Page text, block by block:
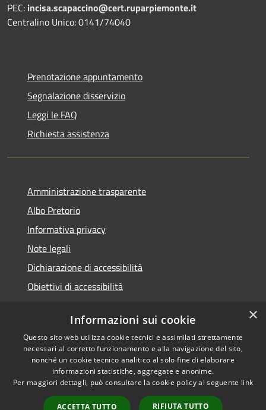
PEC: incisa.scapaccino@cert.ruparpiemonte.it
Centralino Unico: 0141/74040
Prenotazione appuntamento
Segnalazione disservizio
Leggi le FAQ
Richiesta assistenza
Amministrazione trasparente
Albo Pretorio
Informativa privacy
Note legali
Dichiarazione di accessibilità
Obiettivi di accessibilità
RSS
Accessibilità
Cookie
Mappa del sito
Comune convenzionato
Astigov
Progetto|Convenzione|
Adesioni
×
Informazioni sui cookie
Questo sito web utilizza cookie tecnici e assimilati strettamente
necessari al corretto funzionamento e alla navigazione del sito,
nonché un cookie tecnico analitico al solo fine di elaborare
informazioni statistiche, aggregate e anonime.
Per maggiori dettagli, può consultare la cookie policy al seguente link
ACCETTA TUTTO RIFIUTA TUTTO